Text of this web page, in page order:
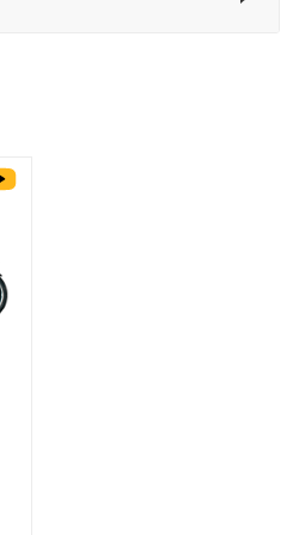
в настоящем
ознакомиться
приобретения
Здесь
сведения по
гарантийных
необходимых для
на
подробно
по